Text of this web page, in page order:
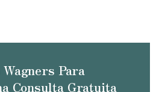
Para
Consulta Gratuita